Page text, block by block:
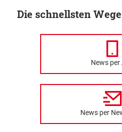
Die schnellsten
News per
News per